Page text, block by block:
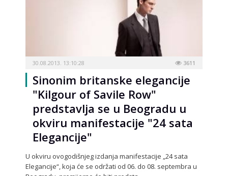
30.08.2013. 13:10:28 3611
Sinonim britanske elegancije
"Kilgour of Savile Row"
predstavlja se u Beogradu u
okviru manifestacije "24 sata
Elegancije"
U okviru ovogodišnjeg izdanja manifestacije „24 sata
Elegancije“, koja će se održati od 06. do 08. septembra u